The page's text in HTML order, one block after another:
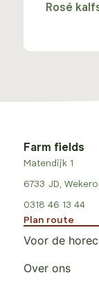
Rosé
Farm fields
Matendijk 1
6733 JD,
0318 46 13 44
Plan route
Voor de
Over ons